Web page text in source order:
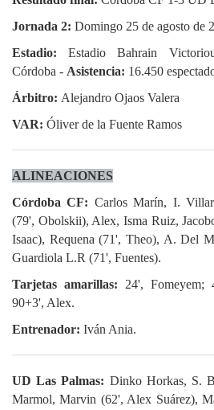
Jornada 2: Domingo 25 de agosto de
Estadio:Estadio Bahrain
Córdoba - Asistencia: 16.450
Árbitro: Alejandro Ojaos Valera
VAR: Óliver de la Fuente Ramos
ALINEACIONES
Córdoba CF: Carlos Marín, I.
(79', Obolskii), Alex, Isma Ruiz,
Isaac), Requena (71', Theo), A. Del
Guardiola L.R (71', Fuentes).
Tarjetas amarillas: 24', Fomeyem;
90+3', Alex.
Entrenador: Iván Ania.
UD Las Palmas: Dinko Horkas, S.
Marmol, Marvin (62', Alex Suárez),